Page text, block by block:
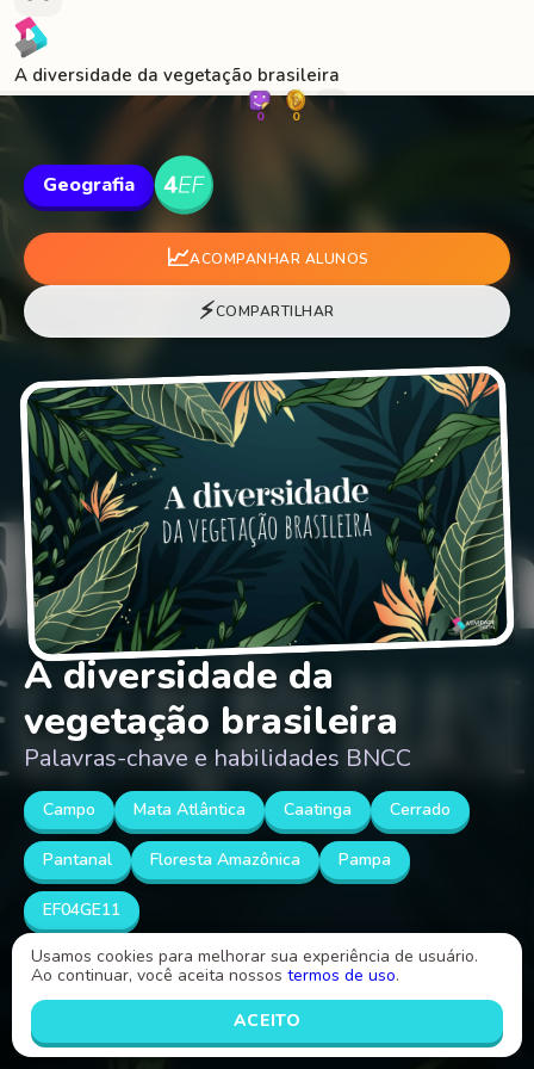
A diversidade da vegetação brasileira
0 0 🐛
Geografia
📈ACOMPANHAR ALUNOS
⚡COMPARTILHAR
A diversidade da
vegetação brasileira
Palavras-chave e habilidades BNCC
Campo Mata Atlântica Caatinga Cerrado
Pantanal Floresta Amazônica Pampa
EF04GE11
Vamos conhecer e explorar a diversidade da
Usamos cookies para melhorar sua experiência de usuário.
Ao continuar, você aceita nossos termos de uso.
ACEITO